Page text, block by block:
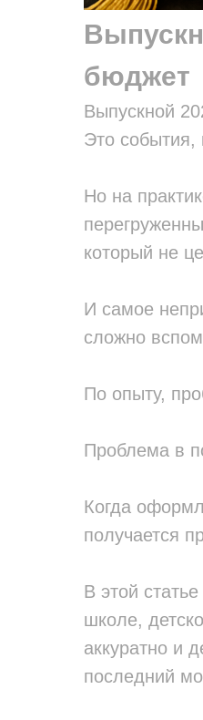
бюджет
Выпускной
Это события,
Но на
который не
И самое
сложно
По опыту,
Проблема в
Когда
получается
В этой
школе,
аккуратно и
последний